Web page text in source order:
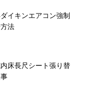
イキンエアコン強制
法
床長尺シート張り替